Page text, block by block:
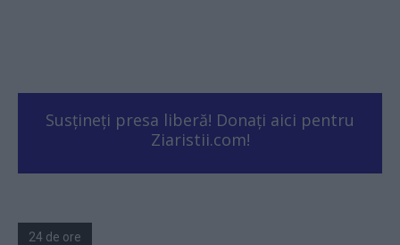
Susțineți presa liberă! Donați aici pentru
Ziaristii.com!
24 de ore